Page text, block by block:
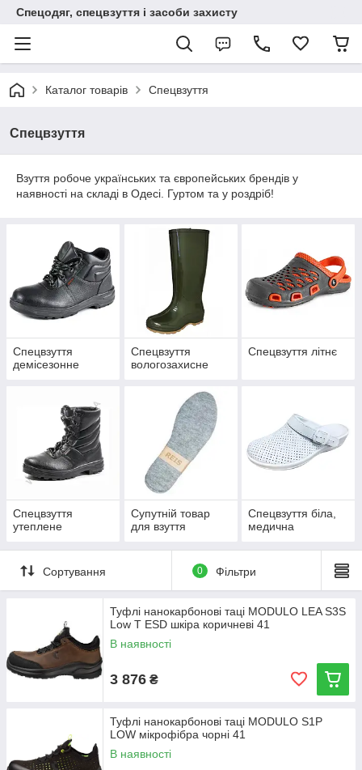
Спецодяг, спецвзуття і засоби захисту
Каталог товарів Спецвзуття
Спецвзуття
Взуття робоче українських та європейських брендів у
наявності на складі в Одесі. Гуртом та у роздріб!
Спецвзуття
демісезонне
Спецвзуття
вологозахисне
Спецвзуття літнє
Спецвзуття
утеплене
Супутній товар
для взуття
Спецвзуття біла,
медична
Сортування 0 Фільтри
Туфлі нанокарбонові таці MODULO LEA S3S
Low T ESD шкіра коричневі 41
В наявності
3 876 ₴
Туфлі нанокарбонові таці MODULO S1P
LOW мікрофібра чорні 41
В наявності